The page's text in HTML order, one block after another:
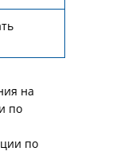
на
по
по